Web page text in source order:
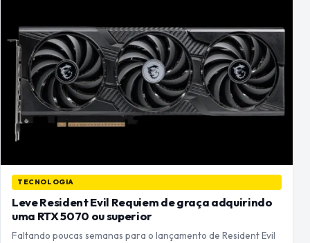
TECNOLOGIA
Leve Resident Evil Requiem de graça adquirindo
uma RTX 5070 ou superior
Faltando poucas semanas para o lançamento de Resident Evil